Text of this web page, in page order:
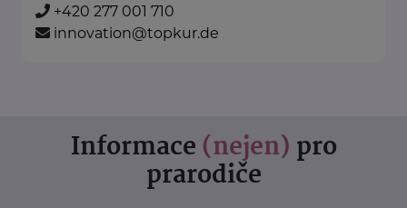
+420 277 001 710
innovation@topkur.de
Informace (nejen) pro
prarodiče